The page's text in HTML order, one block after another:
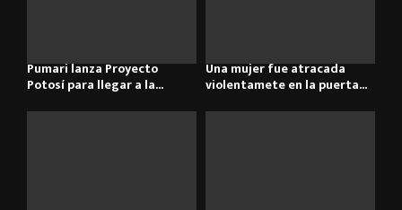
Pumari lanza Proyecto
Potosí para llegar a la...
Una mujer fue atracada
violentamete en la puerta...